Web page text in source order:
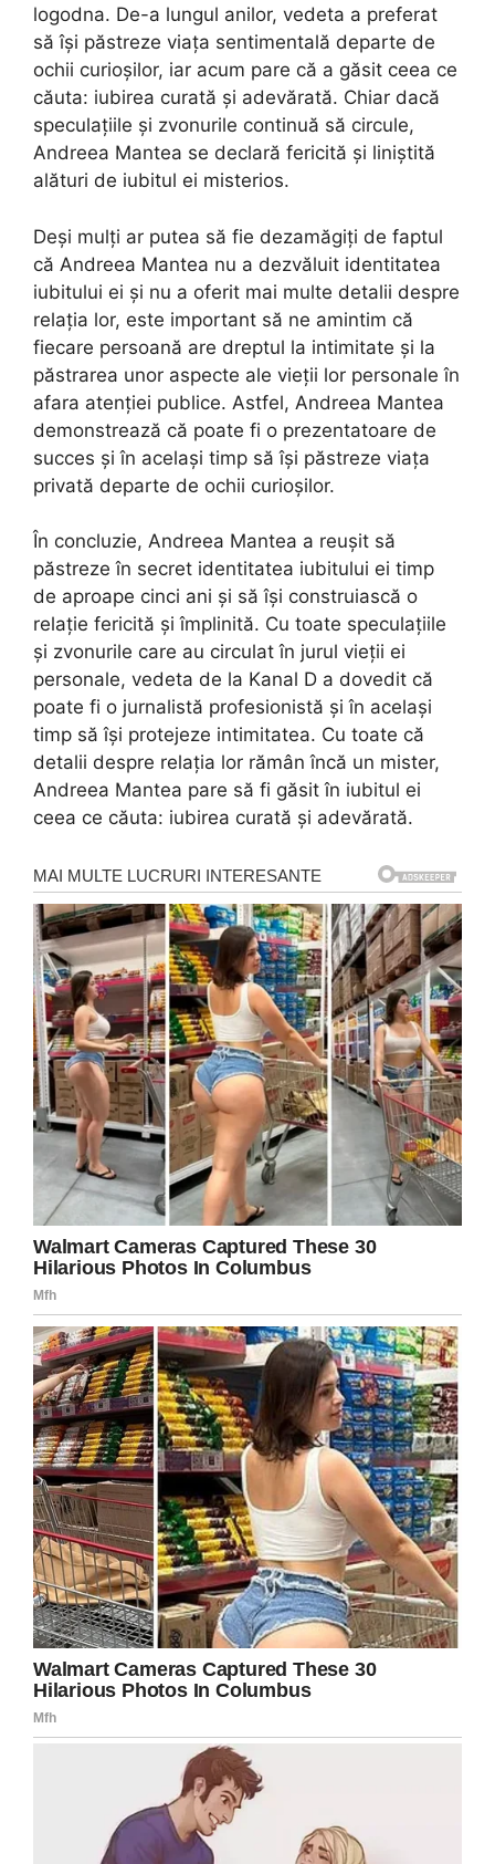
logodna. De-a lungul anilor, vedeta a preferat
să își păstreze viața sentimentală departe de
ochii curioșilor, iar acum pare că a găsit ceea ce
căuta: iubirea curată și adevărată. Chiar dacă
speculațiile și zvonurile continuă să circule,
Andreea Mantea se declară fericită și liniștită
alături de iubitul ei misterios.
Deși mulți ar putea să fie dezamăgiți de faptul
că Andreea Mantea nu a dezvăluit identitatea
iubitului ei și nu a oferit mai multe detalii despre
relația lor, este important să ne amintim că
fiecare persoană are dreptul la intimitate și la
păstrarea unor aspecte ale vieții lor personale în
afara atenției publice. Astfel, Andreea Mantea
demonstrează că poate fi o prezentatoare de
succes și în același timp să își păstreze viața
privată departe de ochii curioșilor.
În concluzie, Andreea Mantea a reușit să
păstreze în secret identitatea iubitului ei timp
de aproape cinci ani și să își construiască o
relație fericită și împlinită. Cu toate speculațiile
și zvonurile care au circulat în jurul vieții ei
personale, vedeta de la Kanal D a dovedit că
poate fi o jurnalistă profesionistă și în același
timp să își protejeze intimitatea. Cu toate că
detalii despre relația lor rămân încă un mister,
Andreea Mantea pare să fi găsit în iubitul ei
ceea ce căuta: iubirea curată și adevărată.